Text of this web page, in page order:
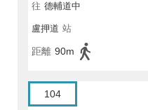
往 德輔道中
盧押道 站
距離 90m
104